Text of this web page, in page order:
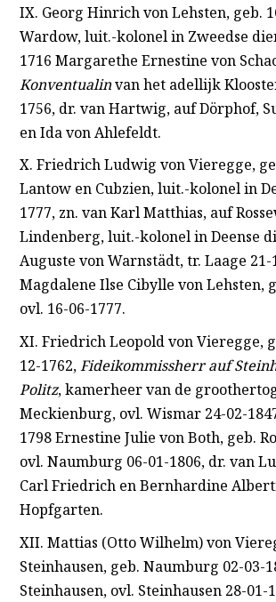
IX. Georg Hinrich von Lehsten, geb.
Wardow, luit.-kolonel in Zweedse
1716 Margarethe Ernestine von
Konventualinvan het adellijk
1756, dr. van Hartwig, auf Dörphof,
en Ida von Ahlefeldt.
X. Friedrich Ludwig von Vieregge,
Lantow en Cubzien, luit.-kolonel in
1777, zn. van Karl Matthias, auf
Lindenberg, luit.-kolonel in Deense
Auguste von Warnstädt, tr. Laage 21-
Magdalene Ilse Cibylle von Lehsten,
ovl. 16-06-1777.
XI. Friedrich Leopold von Vieregge,
12-1762,Fideikommissherr auf
Politz, kamerheer van de
Meckienburg, ovl. Wismar 24-02-
1798 Ernestine Julie von Both, geb.
ovl. Naumburg 06-01-1806, dr. van
Carl Friedrich en Bernhardine
Hopfgarten.
XII. Mattias (Otto Wilhelm) von
Steinhausen, geb. Naumburg 02-03-
Steinhausen, ovl. Steinhausen 28-